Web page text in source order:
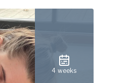
4 weeks